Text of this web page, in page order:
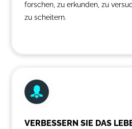
forschen, zu erkunden, zu
zu scheitern.
VERBESSERN SIE DAS